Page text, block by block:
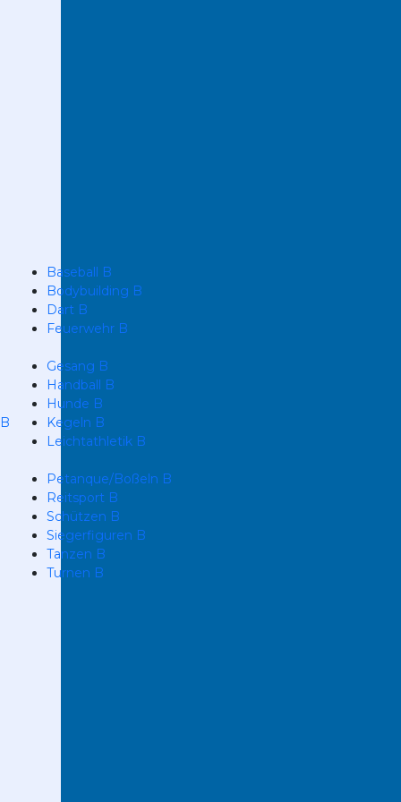
Baseball B
Bodybuilding B
Dart B
Feuerwehr B
Gesang B
Handball B
Hunde B
Kegeln B
Leichtathletik B
Petanque/Boßeln B
Reitsport B
Schützen B
Siegerfiguren B
Tanzen B
Turnen B